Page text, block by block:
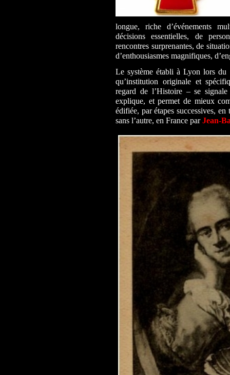
longue, riche d’événements
décisions essentielles, de
rencontres surprenantes, de
d’enthousiasmes magnifiques,
Le système établi à Lyon lors
qu’institution originale et
regard de l’Histoire – se
explique, et permet de mieux
édifiée, par étapes successives, en
sans l’autre, en France parJean-